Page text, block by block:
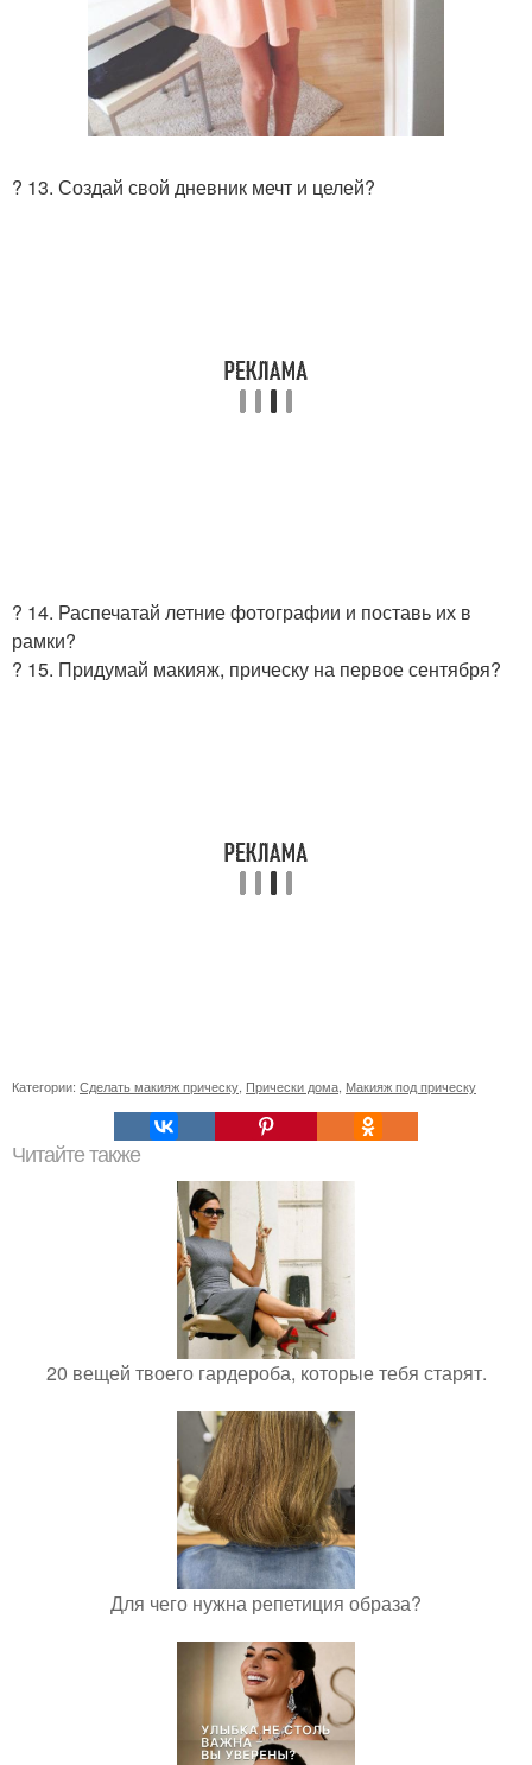
? 13. Создай свой дневник мечт и целей?
? 14. Распечатай летние фотографии и поставь их в
рамки?
? 15. Придумай макияж, прическу на первое сентября?
Категории: Сделать макияж прическу Прически дома Макияж под прическу
Читайте также
20 вещей твоего гардероба, которые тебя старят.
Для чего нужна репетиция образа?